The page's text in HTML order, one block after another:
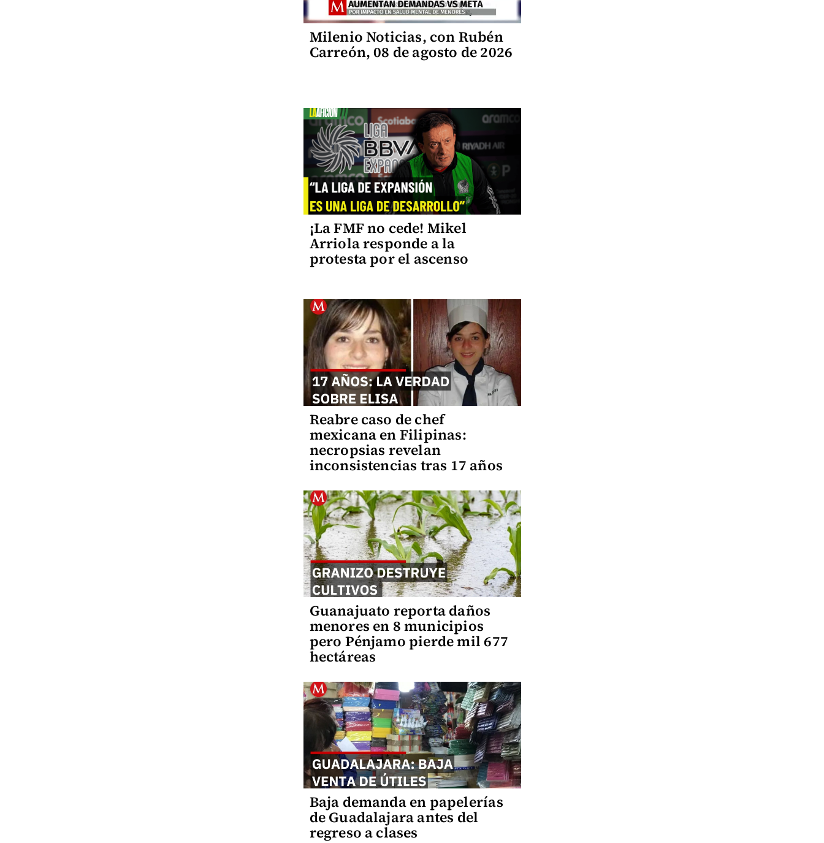
Milenio Noticias, con Rubén
Carreón, 08 de agosto de 2026
¡La FMF no cede! Mikel
Arriola responde a la
protesta por el ascenso
Reabre caso de chef
mexicana en Filipinas:
necropsias revelan
inconsistencias tras 17 años
Guanajuato reporta daños
menores en 8 municipios
pero Pénjamo pierde mil 677
hectáreas
Baja demanda en papelerías
de Guadalajara antes del
regreso a clases